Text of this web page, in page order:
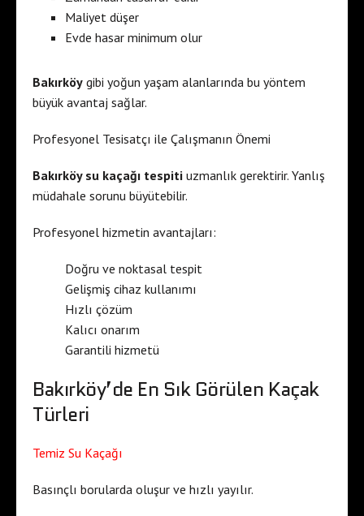
Maliyet düşer
Evde hasar minimum olur
Bakırköy gibi yoğun yaşam alanlarında bu yöntem
büyük avantaj sağlar.
Profesyonel Tesisatçı ile Çalışmanın Önemi
Bakırköy su kaçağı tespiti uzmanlık gerektirir. Yanlış
müdahale sorunu büyütebilir.
Profesyonel hizmetin avantajları:
Doğru ve noktasal tespit
Gelişmiş cihaz kullanımı
Hızlı çözüm
Kalıcı onarım
Garantili hizmetü
Bakırköy’de En Sık Görülen Kaçak
Türleri
Temiz Su Kaçağı
Basınçlı borularda oluşur ve hızlı yayılır.